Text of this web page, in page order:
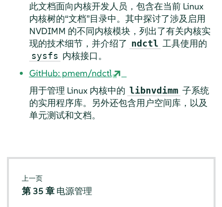
此文档面向内核开发人员，包含在当前 Linux
内核树的“文档”目录中。其中探讨了涉及启用
NVDIMM 的不同内核模块，列出了有关内核实
现的技术细节，并介绍了 ndctl 工具使用的
sysfs 内核接口。
GitHub: pmem/ndctl
用于管理 Linux 内核中的 libnvdimm 子系统
的实用程序库。另外还包含用户空间库，以及
单元测试和文档。
上一页
第 35 章 电源管理